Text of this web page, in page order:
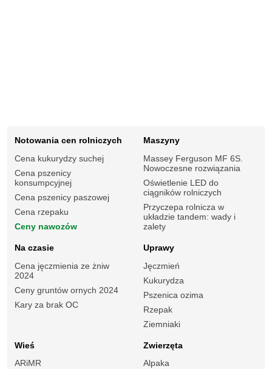
Notowania cen rolniczych
Cena kukurydzy suchej
Cena pszenicy
konsumpcyjnej
Cena pszenicy paszowej
Cena rzepaku
Ceny nawozów
Maszyny
Massey Ferguson MF 6S.
Nowoczesne rozwiązania
Oświetlenie LED do
ciągników rolniczych
Przyczepa rolnicza w
układzie tandem: wady i
zalety
Na czasie
Cena jęczmienia ze żniw
2024
Ceny gruntów ornych 2024
Kary za brak OC
Uprawy
Jęczmień
Kukurydza
Pszenica ozima
Rzepak
Ziemniaki
Wieś
ARiMR
Zwierzęta
Alpaka